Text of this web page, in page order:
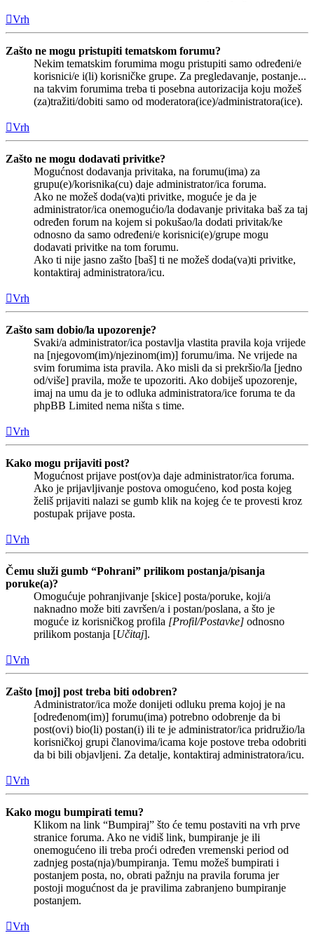
Vrh
Zašto ne mogu pristupiti tematskom forumu?
Nekim tematskim forumima mogu pristupiti samo određeni/e
korisnici/e i(li) korisničke grupe. Za pregledavanje, postanje...
na takvim forumima treba ti posebna autorizacija koju možeš
(za)tražiti/dobiti samo od moderatora(ice)/administratora(ice).
Vrh
Zašto ne mogu dodavati privitke?
Mogućnost dodavanja privitaka, na forumu(ima) za
grupu(e)/korisnika(cu) daje administrator/ica foruma.
Ako ne možeš doda(va)ti privitke, moguće je da je
administrator/ica onemogućio/la dodavanje privitaka baš za taj
određen forum na kojem si pokušao/la dodati privitak/ke
odnosno da samo određeni/e korisnici(e)/grupe mogu
dodavati privitke na tom forumu.
Ako ti nije jasno zašto [baš] ti ne možeš doda(va)ti privitke,
kontaktiraj administratora/icu.
Vrh
Zašto sam dobio/la upozorenje?
Svaki/a administrator/ica postavlja vlastita pravila koja vrijede
na [njegovom(im)/njezinom(im)] forumu/ima. Ne vrijede na
svim forumima ista pravila. Ako misli da si prekršio/la [jedno
od/više] pravila, može te upozoriti. Ako dobiješ upozorenje,
imaj na umu da je to odluka administratora/ice foruma te da
phpBB Limited nema ništa s time.
Vrh
Kako mogu prijaviti post?
Mogućnost prijave post(ov)a daje administrator/ica foruma.
Ako je prijavljivanje postova omogućeno, kod posta kojeg
želiš prijaviti nalazi se gumb klik na kojeg će te provesti kroz
postupak prijave posta.
Vrh
Čemu služi gumb “Pohrani” prilikom postanja/pisanja
poruke(a)?
Omogućuje pohranjivanje [skice] posta/poruke, koji/a
naknadno može biti završen/a i postan/poslana, a što je
moguće iz korisničkog profila [Profil/Postavke] odnosno
prilikom postanja [Učitaj].
Vrh
Zašto [moj] post treba biti odobren?
Administrator/ica može donijeti odluku prema kojoj je na
[određenom(im)] forumu(ima) potrebno odobrenje da bi
post(ovi) bio(li) postan(i) ili te je administrator/ica pridružio/la
korisničkoj grupi članovima/icama koje postove treba odobriti
da bi bili objavljeni. Za detalje, kontaktiraj administratora/icu.
Vrh
Kako mogu bumpirati temu?
Klikom na link “Bumpiraj” što će temu postaviti na vrh prve
stranice foruma. Ako ne vidiš link, bumpiranje je ili
onemogućeno ili treba proći određen vremenski period od
zadnjeg posta(nja)/bumpiranja. Temu možeš bumpirati i
postanjem posta, no, obrati pažnju na pravila foruma jer
postoji mogućnost da je pravilima zabranjeno bumpiranje
postanjem.
Vrh